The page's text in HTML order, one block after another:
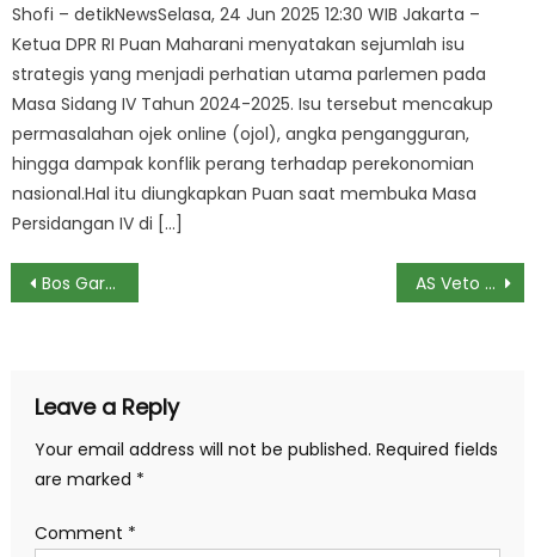
Shofi – detikNewsSelasa, 24 Jun 2025 12:30 WIB Jakarta –
Ketua DPR RI Puan Maharani menyatakan sejumlah isu
strategis yang menjadi perhatian utama parlemen pada
Masa Sidang IV Tahun 2024-2025. Isu tersebut mencakup
permasalahan ojek online (ojol), angka pengangguran,
hingga dampak konflik perang terhadap perekonomian
nasional.Hal itu diungkapkan Puan saat membuka Masa
Persidangan IV di […]
Post
Bos Garuda Kasih Sinyal Harga Tiket Bakal Turun AS Veto Resolusi DK PBB Soal Gencatan Senjata Gaza, Ini Alasannya
Leave a Reply
Your email address will not be published. Required fields
are marked *
Comment *